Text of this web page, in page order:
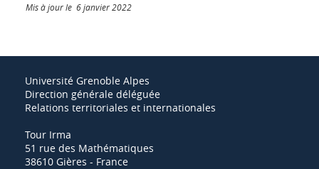
Mis à jour le 6 janvier 2022
Université Grenoble Alpes
Direction générale déléguée
Relations territoriales et internationales
Tour Irma
51 rue des Mathématiques
38610 Gières - France